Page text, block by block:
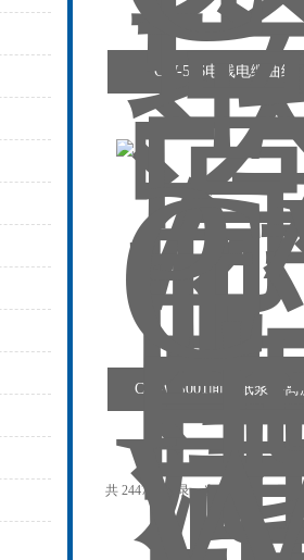
CW-576电线电缆曲绕
CW-WS001面式纸浆游
共 2447 条记录，当前 56 / 164 页